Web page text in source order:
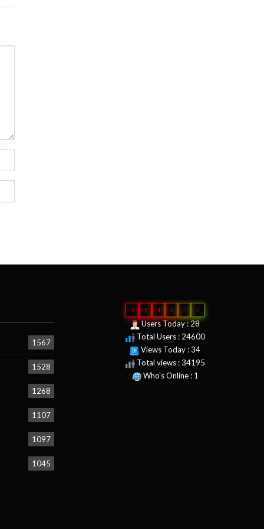
1567
1528
1268
1107
1097
1045
0 2 4 6 0 0
Users Today : 28
Total Users : 24600
Views Today : 34
Total views : 34195
Who's Online : 1